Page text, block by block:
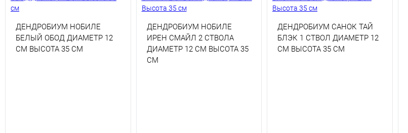
ДЕНДРОБИУМ НОБИЛЕ
БЕЛЫЙ ОБОД ДИАМЕТР 12
СМ ВЫСОТА 35 СМ
ДЕНДРОБИУМ НОБИЛЕ
ИРЕН СМАЙЛ 2 СТВОЛА
ДИАМЕТР 12 СМ ВЫСОТА 35
СМ
ДЕНДРОБИУМ САНОК ТАЙ
БЛЭК 1 СТВОЛ ДИАМЕТР 12
СМ ВЫСОТА 35 СМ